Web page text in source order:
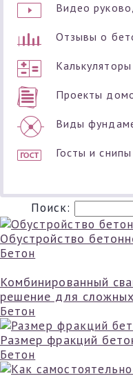
Видео
Отзывы о
Калькуляторы
Проекты
Виды
Госты и снипы
Поиск:
Обустройство
Бетон
Комбинированный
решение для
Бетон
Размер фракций
Бетон